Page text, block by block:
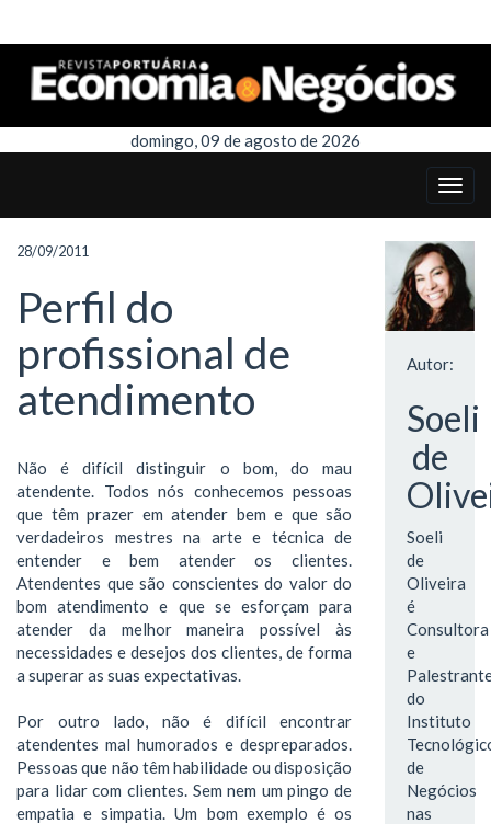
domingo, 09 de agosto de 2026
28/09/2011
Perfil do
profissional de
atendimento
Não é difícil distinguir o bom, do mau
atendente. Todos nós conhecemos pessoas
que têm prazer em atender bem e que são
verdadeiros mestres na arte e técnica de
entender e bem atender os clientes.
Atendentes que são conscientes do valor do
bom atendimento e que se esforçam para
atender da melhor maneira possível às
necessidades e desejos dos clientes, de forma
a superar as suas expectativas.
Por outro lado, não é difícil encontrar
atendentes mal humorados e despreparados.
Pessoas que não têm habilidade ou disposição
para lidar com clientes. Sem nem um pingo de
empatia e simpatia. Um bom exemplo é os
Autor:
Soeli
de
Soeli
de
Oliveira
é
Consultora
e
do
Instituto
de
Negócios
nas